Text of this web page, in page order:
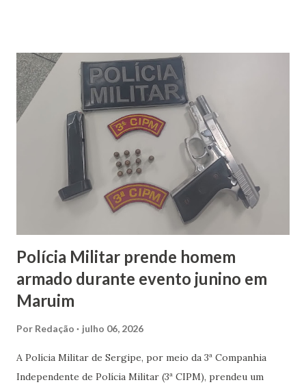
Moradores que presenciaram o incidente relataram que o
incêndio teria começado em um dos faróis do caminhão. Em
poucos minutos, o fogo se alastrou rapidamente,
consumindo praticamente todo o veículo e provocando
perda total da estrutura. Equipes do Corpo de Bombeiros
atuaram no combate às chamas e solicitaram o apoio da
viatura Auto Tanque (AT-01) para reforçar o abastecimento
de água durante a operação. Após controlar o incêndio, os
Polícia Militar prende homem
armado durante evento junino em
Maruim
Por Redação julho 06, 2026
A Polícia Militar de Sergipe, por meio da 3ª Companhia
Independente de Polícia Militar (3ª CIPM), prendeu um